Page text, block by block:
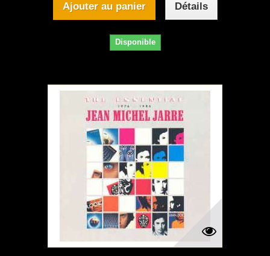
Ajouter au panier Détails
Disponible